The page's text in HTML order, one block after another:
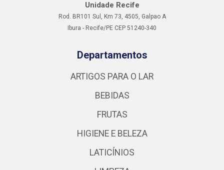
Unidade Recife
Rod. BR101 Sul, Km 73, 4505, Galpao A
Ibura - Recife/PE CEP 51240-340
Departamentos
ARTIGOS PARA O LAR
BEBIDAS
FRUTAS
HIGIENE E BELEZA
LATICÍNIOS